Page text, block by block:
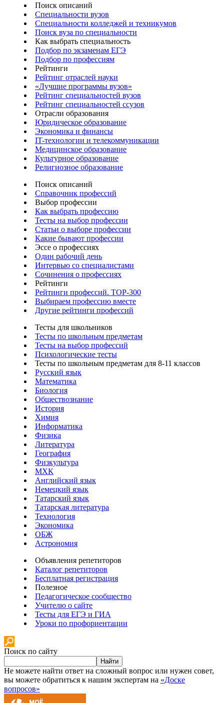
Поиск описаний
Специальности вузов
Специальности колледжей и техникумов
Поиск вуза по специальности
Как выбрать специальность
Подбор по экзаменам ЕГЭ
Подбор по профессиям
Рейтинги
Рейтинг отраслей науки
«Лучшие программы вузов»
Рейтинг специальностей вузов
Рейтинг специальностей ссузов
Отрасли образования
Юридическое образование
Экономика и финансы
IT-технологии и телекоммуникации
Медицинское образование
Культурное образование
Религиозное образование
Поиск описаний
Справочник профессий
Выбор профессии
Как выбрать профессию
Тесты на выбор профессии
Статьи о выборе профессии
Какие бывают профессии
Эссе о профессиях
Один рабочий день
Интервью со специалистами
Сочинения о профессиях
Рейтинги
Рейтинги профессий. TOP-300
Выбираем профессию вместе
Другие рейтинги профессий
Тесты для школьников
Тесты по школьным предметам
Тесты на выбор профессий
Психологические тесты
Тесты по школьным предметам для 8-11 классов
Русский язык
Математика
Биология
Обществознание
История
Химия
Информатика
Физика
Литература
География
Физкультура
МХК
Английский язык
Немецкий язык
Татарский язык
Татарская литература
Технология
Экономика
ОБЖ
Астрономия
Объявления репетиторов
Каталог репетиторов
Бесплатная регистрация
Полезное
Педагогическое сообщество
Учителю о сайте
Тесты для ЕГЭ и ГИА
Уроки по профориентации
Поиск по сайту
Найти
Не можете найти ответ на сложный вопрос или нужен совет,
вы можете обратиться к нашим экспертам на «Доске
вопросов»